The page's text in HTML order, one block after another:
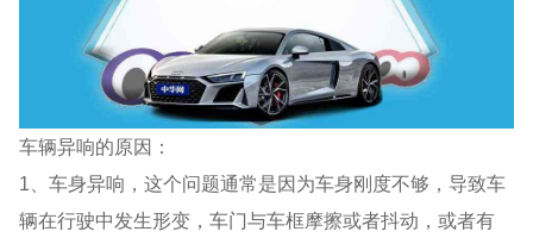
车辆异响的原因：
1、车身异响，这个问题通常是因为车身刚度不够，导致车
辆在行驶中发生形变，车门与车框摩擦或者抖动，或者有